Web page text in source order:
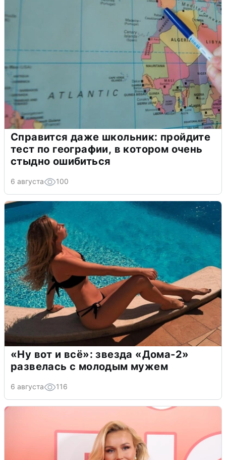
Справится даже школьник: пройдите
тест по географии, в котором очень
стыдно ошибиться
6 августа 100
«Ну вот и всё»: звезда «Дома-2»
развелась с молодым мужем
6 августа 116